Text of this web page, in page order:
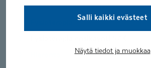
Salli kaikki evästeet
Näytä tiedot ja muokkaa
Footcare-erikoispohjalliset